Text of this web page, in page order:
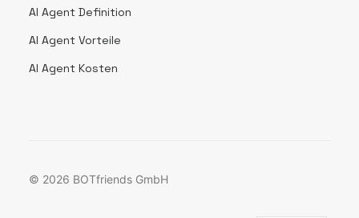
AI Agent Definition
AI Agent Vorteile
AI Agent Kosten
© 2026 BOTfriends GmbH